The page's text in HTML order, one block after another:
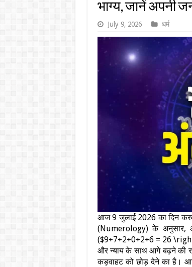
भाग्य, जानें अपनी
July 9, 2026 धर्म
आज 9 जुलाई 2026 का दिन
(Numerology) के अनुसार,
($9+7+2+0+2+6 = 26
और न्याय के साथ आगे बढ़ने की
कड़वाहट को छोड़ देने का है।